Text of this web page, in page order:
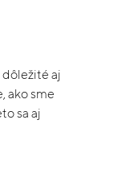
aj
ako sme
sa aj